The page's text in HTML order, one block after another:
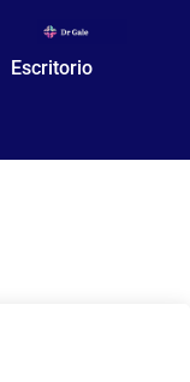
Escritorio